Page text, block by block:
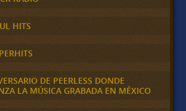
HITS
DE PEERLESS DONDE
LA MÚSICA GRABADA EN MÉXICO